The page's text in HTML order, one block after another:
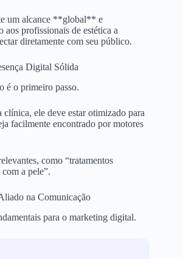
um alcance **global** e
aos profissionais de estética a
diretamente com seu público.
Digital Sólida
é o primeiro passo.
ele deve estar otimizado para
facilmente encontrado por motores
como “tratamentos
a pele”.
na Comunicação
para o marketing digital.